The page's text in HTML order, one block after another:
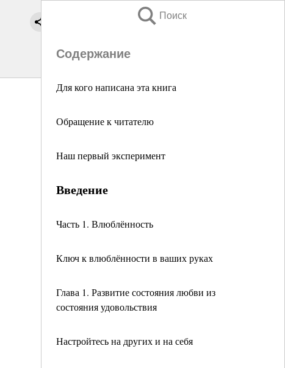
Поиск
Содержание
Для кого написана эта книга
Обращение к читателю
Наш первый эксперимент
Введение
Часть 1. Влюблённость
Ключ к влюблённости в ваших руках
Глава 1. Развитие состояния любви из
состояния удовольствия
Настройтесь на других и на себя